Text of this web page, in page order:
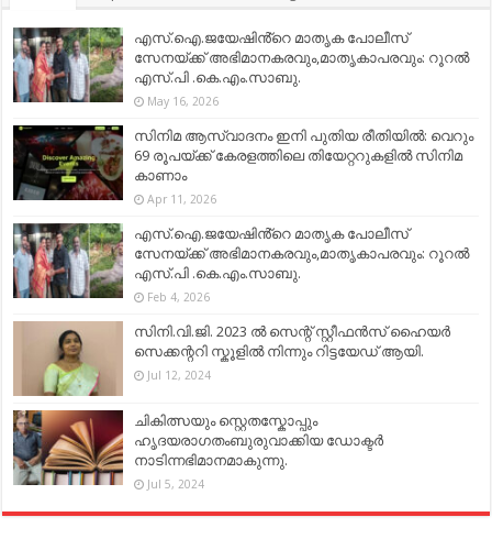
എസ്.ഐ.ജയേഷിൻ്റെ മാതൃക പോലീസ്
സേനയ്ക്ക് അഭിമാനകരവും,മാതൃകാപരവും: റൂറൽ
എസ്.പി .കെ.എം.സാബു.
May 16, 2026
സിനിമ ആസ്വാദനം ഇനി പുതിയ രീതിയിൽ: വെറും
69 രൂപയ്ക്ക് കേരളത്തിലെ തിയേറ്ററുകളിൽ സിനിമ
കാണാം
Apr 11, 2026
എസ്.ഐ.ജയേഷിൻ്റെ മാതൃക പോലീസ്
സേനയ്ക്ക് അഭിമാനകരവും,മാതൃകാപരവും: റൂറൽ
എസ്.പി .കെ.എം.സാബു.
Feb 4, 2026
സിനി.വി.ജി. 2023 ൽ സെന്റ് സ്റ്റീഫൻസ് ഹൈയർ
സെക്കന്ററി സ്കൂളിൽ നിന്നും റിട്ടയേഡ് ആയി.
Jul 12, 2024
ചികിത്സയും സ്റ്റെതസ്കോപ്പും
ഹൃദയരാഗതംബുരുവാക്കിയ ഡോക്ടർ
നാടിന്നഭിമാനമാകുന്നു.
Jul 5, 2024